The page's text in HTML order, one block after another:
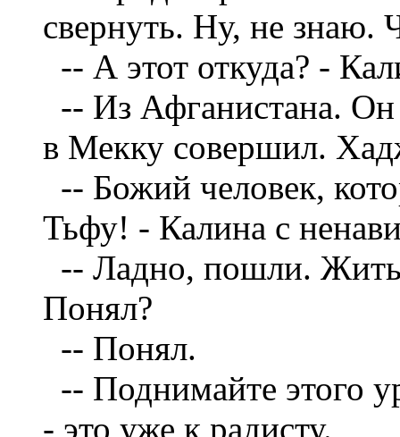
свернуть. Ну, не знаю.
-- А этот откуда? -
-- Из Афганистана.
в Мекку совершил.
-- Божий человек,
Тьфу! - Калина с
-- Ладно, пошли.
Понял?
-- Понял.
-- Поднимайте этого
- это уже к радисту.